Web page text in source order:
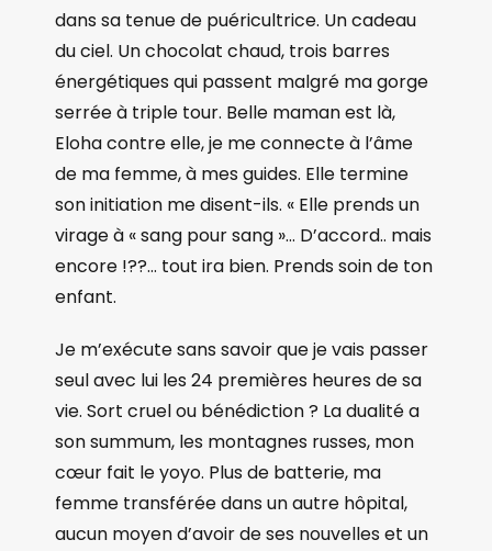
dans sa tenue de puéricultrice. Un cadeau
du ciel. Un chocolat chaud, trois barres
énergétiques qui passent malgré ma gorge
serrée à triple tour. Belle maman est là,
Eloha contre elle, je me connecte à l’âme
de ma femme, à mes guides. Elle termine
son initiation me disent-ils. « Elle prends un
virage à « sang pour sang »… D’accord.. mais
encore !??… tout ira bien. Prends soin de ton
enfant.
Je m’exécute sans savoir que je vais passer
seul avec lui les 24 premières heures de sa
vie. Sort cruel ou bénédiction ? La dualité a
son summum, les montagnes russes, mon
cœur fait le yoyo. Plus de batterie, ma
femme transférée dans un autre hôpital,
aucun moyen d’avoir de ses nouvelles et un